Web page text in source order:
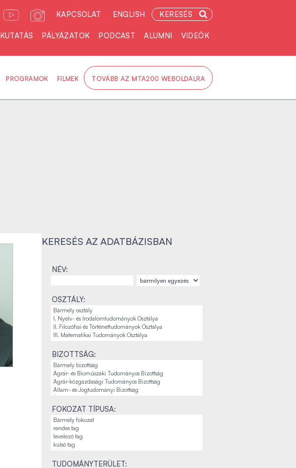
KAPCSOLAT ENGLISH KERESÉS
KUTATÁS PÁLYÁZATOK PODCAST ALUMNI VIDEÓK
PROGRAMOK FILMEK TOVÁBB AZ MTA200 WEBOLDALRA
KERESÉS AZ ADATBÁZISBAN
NÉV:
OSZTÁLY:
BIZOTTSÁG:
FOKOZAT TÍPUSA:
TUDOMÁNYTERÜLET: